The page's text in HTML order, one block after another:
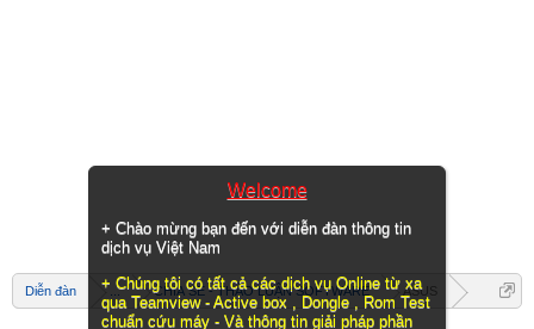
Welcome
+ Chào mừng bạn đến với diễn đàn thông tin
dịch vụ Việt Nam
+ Chúng tôi có tất cả các dịch vụ Online từ xa
qua Teamview - Active box , Dongle , Rom Test
chuẩn cứu máy - Và thông tin giải pháp phần
Diễn đàn ... CHIA SẺ - THẢO LUẬN SOFTWARE ASUS